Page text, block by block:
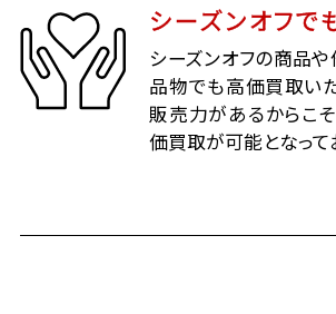
シーズンオフで
シーズンオフの商品
品物でも高価買取い
販売力があるからこ
価買取が可能となって